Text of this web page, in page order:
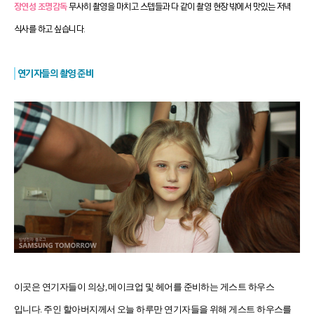
장연성 조명감독무사히 촬영을 마치고 스텝들과 다 같이 촬영 현장 밖에서 맛있는 저녁
식사를 하고 싶습니다.
연기자들의 촬영 준비
이곳은 연기자들이 의상,메이크업 및 헤어를 준비하는 게스트 하우스
입니다. 주인 할아버지께서 오늘 하루만 연기자들을 위해 게스트 하우스를